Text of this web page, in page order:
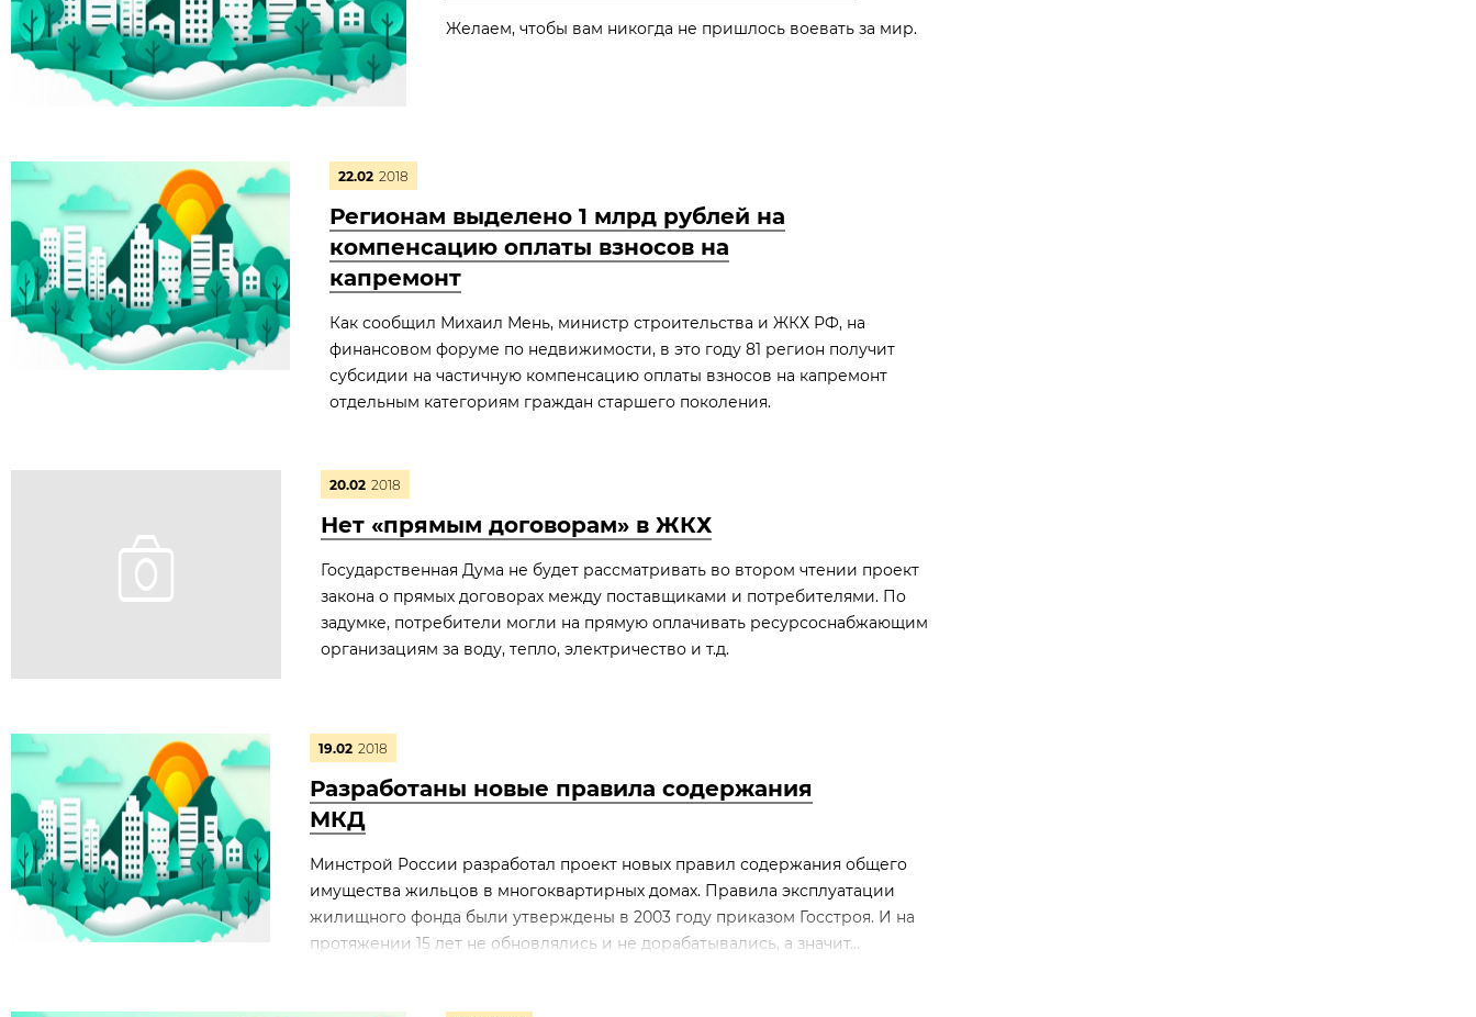
Желаем, чтобы вам никогда не пришлось воевать за мир.
22.02 2018
Регионам выделено 1 млрд рублей на
компенсацию оплаты взносов на
капремонт
Как сообщил Михаил Мень, министр строительства и ЖКХ РФ, на
финансовом форуме по недвижимости, в это году 81 регион получит
субсидии на частичную компенсацию оплаты взносов на капремонт
отдельным категориям граждан старшего поколения.
20.02 2018
Нет «прямым договорам» в ЖКХ
Государственная Дума не будет рассматривать во втором чтении проект
закона о прямых договорах между поставщиками и потребителями. По
задумке, потребители могли на прямую оплачивать ресурсоснабжающим
организациям за воду, тепло, электричество и т.д.
19.02 2018
Разработаны новые правила содержания
МКД
Минстрой России разработал проект новых правил содержания общего
имущества жильцов в многоквартирных домах. Правила эксплуатации
жилищного фонда были утверждены в 2003 году приказом Госстроя. И на
протяжении 15 лет не обновлялись и не дорабатывались, а значит...